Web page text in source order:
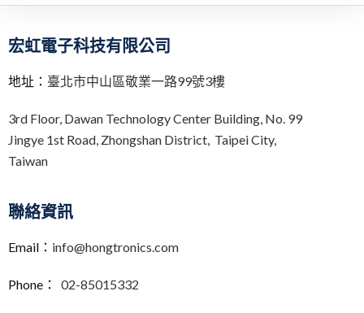
宏虹電子科技有限公司
地址： 臺北市中山區敬業一路99號3樓
3rd Floor, Dawan Technology Center Building, No. 99
Jingye 1st Road, Zhongshan District, Taipei City,
Taiwan
聯絡資訊
Email： info@hongtronics.com
Phone： 02-85015332